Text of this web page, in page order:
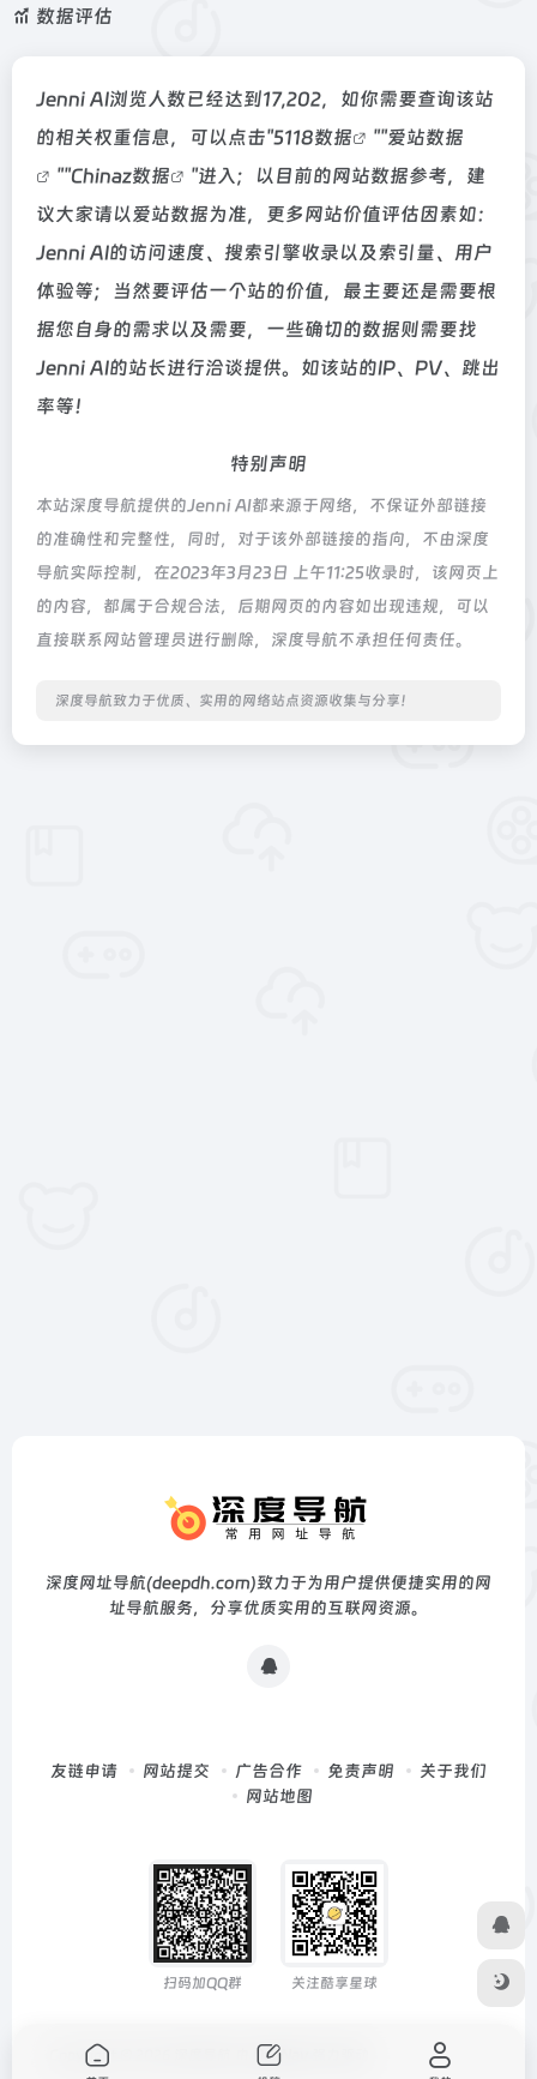
数据评估
Jenni AI浏览人数已经达到17,202，如你需要查询该站
的相关权重信息，可以点击"5118数据 ""爱站数据
""Chinaz数据
"进入；以目前的网站数据参考，建
议大家请以爱站数据为准，更多网站价值评估因素如：
Jenni AI的访问速度、搜索引擎收录以及索引量、用户
体验等；当然要评估一个站的价值，最主要还是需要根
据您自身的需求以及需要，一些确切的数据则需要找
Jenni AI的站长进行洽谈提供。如该站的IP、PV、跳出
率等！
特别声明
本站深度导航提供的Jenni AI都来源于网络，不保证外部链接
的准确性和完整性，同时，对于该外部链接的指向，不由深度
导航实际控制，在2023年3月23日 上午11:25收录时，该网页上
的内容，都属于合规合法，后期网页的内容如出现违规，可以
直接联系网站管理员进行删除，深度导航不承担任何责任。
深度导航致力于优质、实用的网络站点资源收集与分享！
深度网址导航(deepdh.com)致力于为用户提供便捷实用的网
址导航服务，分享优质实用的互联网资源。
友链申请 网站提交 广告合作 免责声明
关于我们
网站地图
扫码加QQ群 关注酷享星球
Copyright © 2026 OneNav